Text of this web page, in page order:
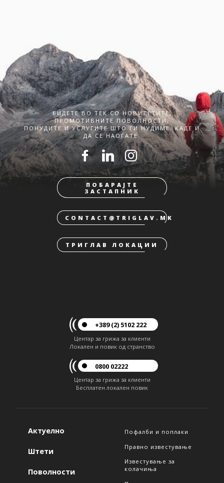
БИДЕТЕ ВО ТЕК СО НОВИТЕТИТЕ,
ПРОМОТИВНИТЕ ПОВОЛНОСТИ,
ПОНУДИТЕ И УСЛУГИТЕ ШТО ГИ НУДИМЕ. КАДЕ И
ДА СЕ НАОЃАТЕ.
ПОБАРАЈТЕ
ЗАСТАПНИК
CONTACT@TRIGLAV.MK
ТРИГЛАВ ЛОКАЦИИ
+389 (2) 5102 222
Центар за грижа за клиенти
Локален и повик од странство
0800 02222
Центар за грижа за клиенти
Бесплатен локален повик
Актуелно
Штети
Поволности
Пофалби и поплаки
Правно известување
Известување за
колачиња